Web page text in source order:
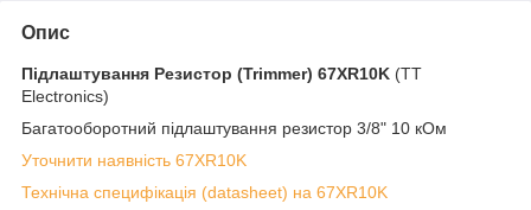
Опис
Підлаштування Резистор (Trimmer) 67XR10K (TT
Electronics)
Багатооборотний підлаштування резистор 3/8" 10 кОм
Уточнити наявність 67XR10K
Технічна специфікація (datasheet) на 67XR10K